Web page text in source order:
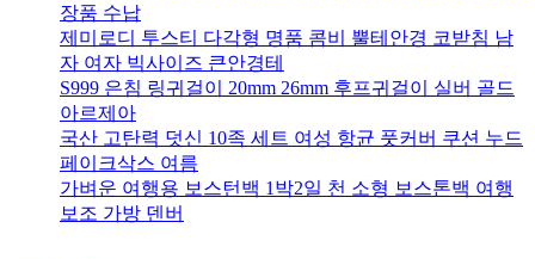
장품 수납
제미로디 투스티 다각형 명품 콤비 뿔테안경 코받침 남
자 여자 빅사이즈 큰안경테
S999 은침 링귀걸이 20mm 26mm 후프귀걸이 실버 골드
아르제아
국산 고탄력 덧신 10족 세트 여성 항균 풋커버 쿠션 누드
페이크삭스 여름
가벼운 여행용 보스턴백 1박2일 천 소형 보스톤백 여행
보조 가방 덴버